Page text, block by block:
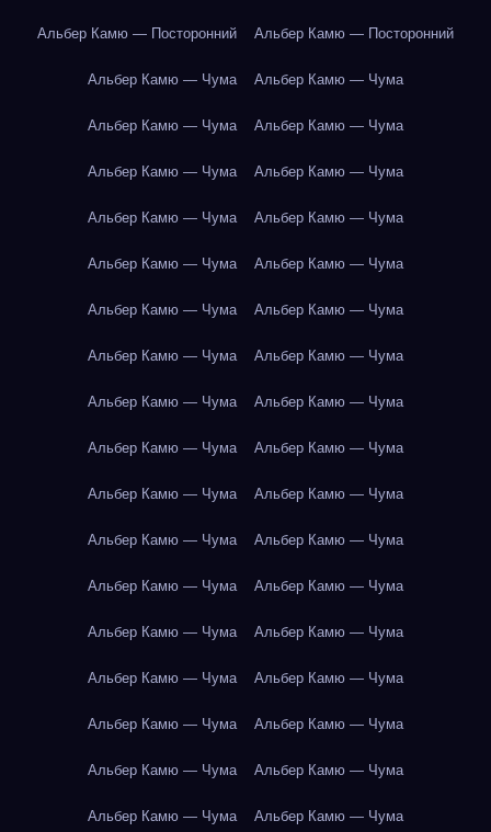
Альбер Камю — Посторонний Альбер Камю — Посторонний
Альбер Камю — Чума Альбер Камю — Чума
Альбер Камю — Чума Альбер Камю — Чума
Альбер Камю — Чума Альбер Камю — Чума
Альбер Камю — Чума Альбер Камю — Чума
Альбер Камю — Чума Альбер Камю — Чума
Альбер Камю — Чума Альбер Камю — Чума
Альбер Камю — Чума Альбер Камю — Чума
Альбер Камю — Чума Альбер Камю — Чума
Альбер Камю — Чума Альбер Камю — Чума
Альбер Камю — Чума Альбер Камю — Чума
Альбер Камю — Чума Альбер Камю — Чума
Альбер Камю — Чума Альбер Камю — Чума
Альбер Камю — Чума Альбер Камю — Чума
Альбер Камю — Чума Альбер Камю — Чума
Альбер Камю — Чума Альбер Камю — Чума
Альбер Камю — Чума Альбер Камю — Чума
Альбер Камю — Чума Альбер Камю — Чума